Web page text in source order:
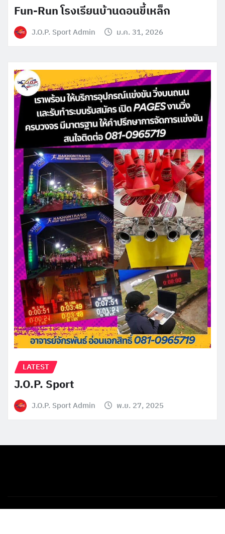
Fun-Run โรงเรียนบ้านดอนขี้เหล็ก
J.O.P. Sport Admin ม.ค. 31, 2026
LATEST
J.O.P. Sport
J.O.P. Sport Admin พ.ย. 27, 2025